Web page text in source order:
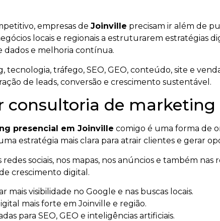
empresas de Joinville precisam ir além de
locais e regionais a estruturarem estratégias
dados e melhoria contínua.
tráfego, SEO, GEO, conteúdo, site e
de leads, conversão e crescimento sustentável.
consultoria de
presencial em Joinville comigo é uma forma de
estratégia mais clara para atrair clientes e gerar
sociais, nos mapas, nos anúncios e também
crescimento digital.
mais visibilidade no Google e nas buscas locais.
mais forte em Joinville e região.
para SEO, GEO e inteligências artificiais.